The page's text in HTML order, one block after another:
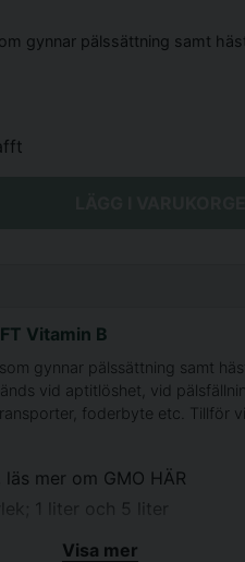
gynnar pälssättning samt
Vitamin B
gynnar pälssättning samt
vid aptitlöshet, vid
foderbyte etc. Tillför
mer om GMO HÄR
1 liter och 5 liter
Visa mer